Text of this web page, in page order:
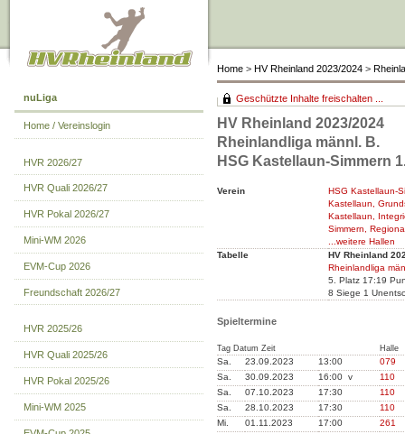
Home > HV Rheinland 2023/2024 >
nuLiga
Home / Vereinslogin
HVR 2026/27
HVR Quali 2026/27
HVR Pokal 2026/27
Mini-WM 2026
EVM-Cup 2026
Freundschaft 2026/27
HVR 2025/26
HVR Quali 2025/26
HVR Pokal 2025/26
Mini-WM 2025
Geschützte Inhalte freischalten ...
HV Rheinland 2023/2024
Rheinlandliga männl. B.
HSG Kastellaun-Simmern
Verein
HSG Kastellaun-
Kastellaun,
Kastellaun,
Simmern,
...weitere Hallen
Tabelle
HV Rheinland
Rheinlandliga
5. Platz 17:19
8 Siege 1
Spieltermine
Tag Datum Zeit Halle
Sa. 23.09.2023 13:00
079
Sa.
30.09.2023 16:00 v
110
Sa.
07.10.2023 17:30
110
Sa.
28.10.2023 17:30
110
Mi.
01.11.2023 17:00
261